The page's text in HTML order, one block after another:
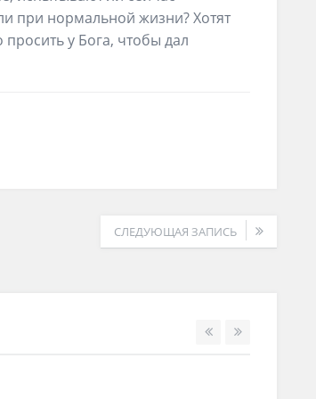
при нормальной жизни? Хотят
у Бога, чтобы дал
СЛЕДУЮЩАЯ ЗАПИСЬ